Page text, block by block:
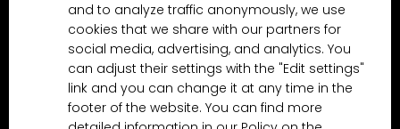
Why shop at MN-Modelar.com
4.9/5(10481x) 4.5/5 (189x)
and to analyze traffic anonymously, we use
cookies that we share with our partners for
social media, advertising, and analytics. You
can adjust their settings with the "Edit settings"
link and you can change it at any time in the
footer of the website. You can find more